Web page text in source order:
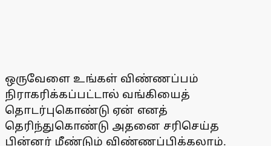
ஒருவேளை உங்கள் விண்ணப்பம்
நிராகரிக்கப்பட்டால் வங்கியைத்
தொடர்புகொண்டு ஏன் எனத்
தெரிந்துகொண்டு அதனை சரிசெய்த
பின்னர் மீண்டும் விண்ணப்பிக்கலாம்.